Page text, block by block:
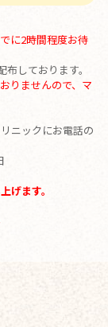
に2時間程度お待
しております。
りませんので、マ
ニックにお電話の
げます。